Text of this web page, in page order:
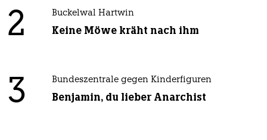
2 Buckelwal Hartwin
Keine Möwe kräht nach ihm
3 Bundeszentrale gegen Kinderfiguren
Benjamin, du lieber Anarchist